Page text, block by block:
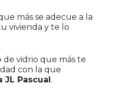
más se adecue a la
vivienda y te lo
vidrio que más te
con la que
JL Pascual.